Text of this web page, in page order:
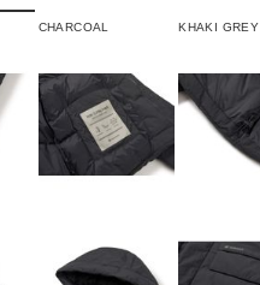
CHARCOAL KHAKI GREY